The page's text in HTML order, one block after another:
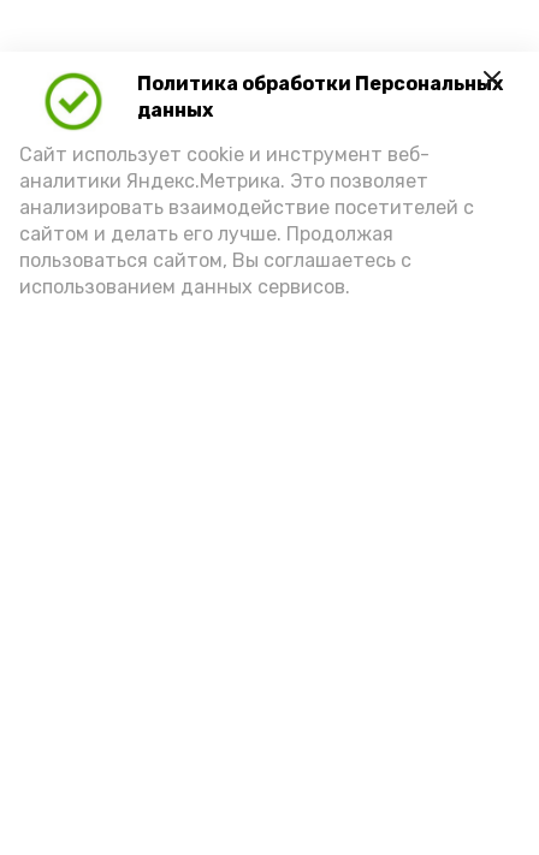
Политика обработки Персональных
данных
Сайт использует cookie и инструмент веб-
аналитики Яндекс.Метрика. Это позволяет
анализировать взаимодействие посетителей с
сайтом и делать его лучше. Продолжая
пользоваться сайтом, Вы соглашаетесь с
использованием данных сервисов.